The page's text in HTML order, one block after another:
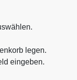
legen.
eingeben.